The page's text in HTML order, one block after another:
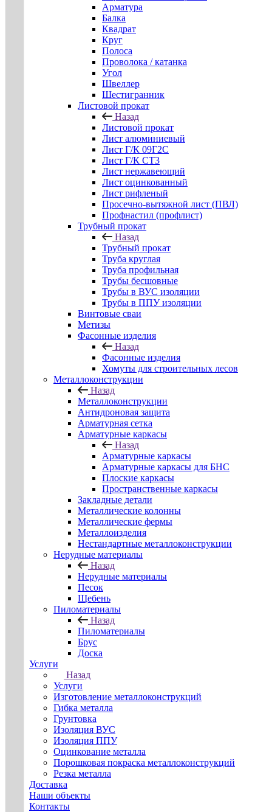
Арматура
Балка
Квадрат
Круг
Полоса
Проволока / катанка
Угол
Швеллер
Шестигранник
Листовой прокат
Назад
Листовой прокат
Лист алюминиевый
Лист Г/К 09Г2С
Лист Г/К СТ3
Лист нержавеющий
Лист оцинкованный
Лист рифленый
Просечно-вытяжной лист (ПВЛ)
Профнастил (профлист)
Трубный прокат
Назад
Трубный прокат
Труба круглая
Труба профильная
Трубы бесшовные
Трубы в ВУС изоляции
Трубы в ППУ изоляции
Винтовые сваи
Метизы
Фасонные изделия
Назад
Фасонные изделия
Хомуты для строительных лесов
Металлоконструкции
Назад
Металлоконструкции
Антидроновая защита
Арматурная сетка
Арматурные каркасы
Назад
Арматурные каркасы
Арматурные каркасы для БНС
Плоские каркасы
Пространственные каркасы
Закладные детали
Металлические колонны
Металлические фермы
Металлоизделия
Нестандартные металлоконструкции
Нерудные материалы
Назад
Нерудные материалы
Песок
Щебень
Пиломатериалы
Назад
Пиломатериалы
Брус
Доска
Услуги
Назад
Услуги
Изготовление металлоконструкций
Гибка металла
Грунтовка
Изоляция ВУС
Изоляция ППУ
Оцинкование металла
Порошковая покраска металлоконструкций
Резка металла
Доставка
Наши объекты
Контакты